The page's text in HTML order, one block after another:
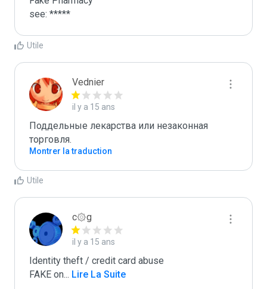
see: *****
Utile
Vednier
il y a 15 ans
Поддельные лекарства или незаконная
торговля.
Montrer la traduction
Utile
c۞g
il y a 15 ans
Identity theft / credit card abuse
FAKE on... Lire La Suite